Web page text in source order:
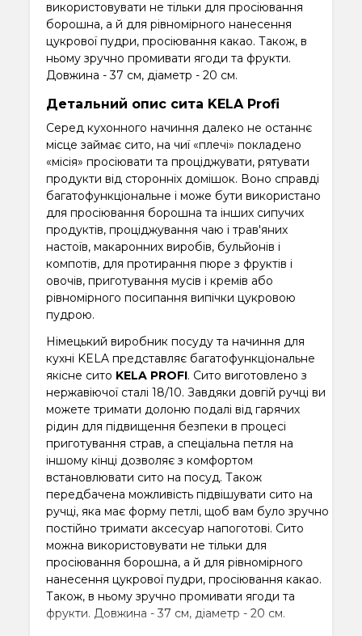
використовувати не тільки для просіювання
борошна, а й для рівномірного нанесення
цукрової пудри, просіювання какао. Також, в
ньому зручно промивати ягоди та фрукти.
Довжина - 37 см, діаметр - 20 см.
Детальний опис сита KELA Profi
Серед кухонного начиння далеко не останнє
місце займає сито, на чиї «плечі» покладено
«місія» просіювати та проціджувати, рятувати
продукти від сторонніх домішок. Воно справді
багатофункціональне і може бути використано
для просіювання борошна та інших сипучих
продуктів, проціджування чаю і трав'яних
настоїв, макаронних виробів, бульйонів і
компотів, для протирання пюре з фруктів і
овочів, приготування мусів і кремів або
рівномірного посипання випічки цукровою
пудрою.
Німецький виробник посуду та начиння для
кухні KELA представляє багатофункціональне
якісне сито KELA PROFI. Сито виготовлено з
нержавіючої сталі 18/10. Завдяки довгій ручці ви
можете тримати долоню подалі від гарячих
рідин для підвищення безпеки в процесі
приготування страв, а спеціальна петля на
іншому кінці дозволяє з комфортом
встановлювати сито на посуд. Також
передбачена можливість підвішувати сито на
ручці, яка має форму петлі, щоб вам було зручно
постійно тримати аксесуар напоготові. Сито
можна використовувати не тільки для
просіювання борошна, а й для рівномірного
нанесення цукрової пудри, просіювання какао.
Також, в ньому зручно промивати ягоди та
фрукти. Довжина - 37 см, діаметр - 20 см.